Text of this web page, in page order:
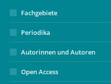
Fachgebiete
Periodika
Autorinnen und Autoren
Open Access